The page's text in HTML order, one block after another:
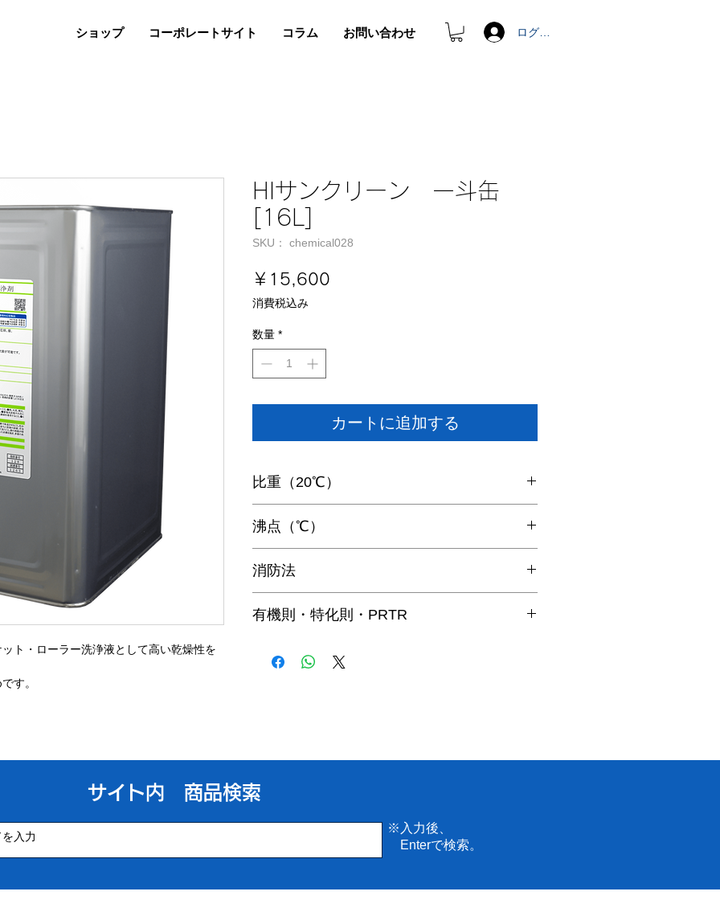
ショップ コーポレートサイト コラム お問い合わせ ログイン
ト・ローラー洗浄液として高い乾燥性を
す。
HIサンクリーン 一斗缶
[16L]
SKU： chemical028
￥15,600
消費税込み
数量 *
カートに追加する
比重（20℃）
沸点（℃）
消防法
有機則・特化則・PRTR
​サイト内 商品検索
※入力後、
Enterで検索。